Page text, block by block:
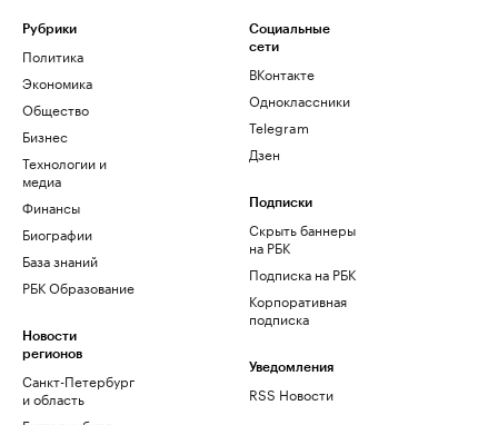
Рубрики
Политика
Экономика
Общество
Бизнес
Технологии и
медиа
Финансы
Биографии
База знаний
РБК Образование
Новости
регионов
Санкт-Петербург
и область
Социальные
сети
ВКонтакте
Одноклассники
Telegram
Дзен
Подписки
Скрыть баннеры
на РБК
Подписка на РБК
Корпоративная
подписка
Уведомления
RSS Новости